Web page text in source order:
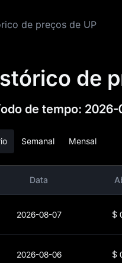
de preços de UP
de
de tempo: 2026-
Semanal Mensal
Data
2026-08-07 $
2026-08-06 $